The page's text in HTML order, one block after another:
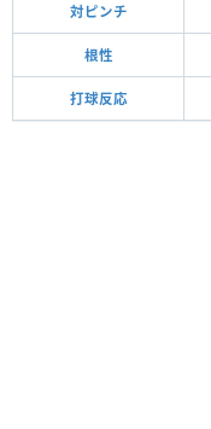
対ピンチ
根性
打球反応